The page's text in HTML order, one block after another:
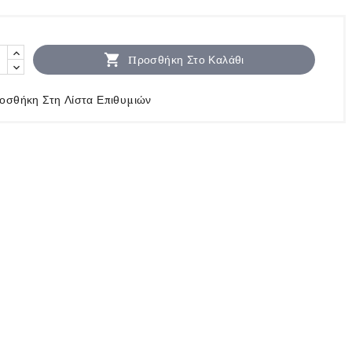
 Προσθήκη Στο Καλάθι
Στη Λίστα Επιθυμιών